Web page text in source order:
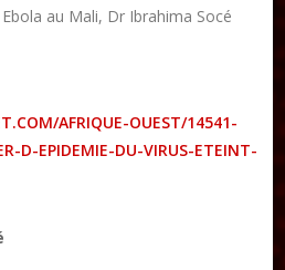
au Mali, Dr Ibrahima Socé
AFRIQUE-OUEST/14541-
D-EPIDEMIE-DU-VIRUS-ETEINT-